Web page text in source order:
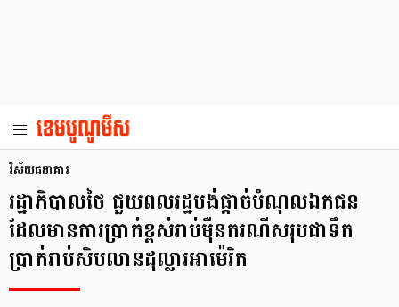
វិស័យធនាគារ
រដ្ឋាភិបាលថៃ ជួយពលរដ្ឋបង់ផ្ដាច់បំណុលឯកជន
ដែលមានការប្រាក់ខ្ពស់រាប់ម៉ឺនករណីសរុបជាទឹក
ប្រាក់រាប់សិបលានដុល្លារអាម៉េរិក